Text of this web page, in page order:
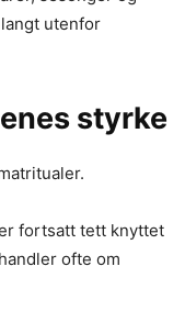
utenfor
styrke
fortsatt tett knyttet
ofte om